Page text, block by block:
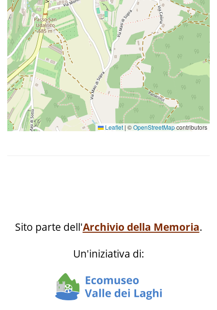
Leaflet | ©OpenStreetMapcontributors
Sito parte dell'Archivio della Memoria.
Un'iniziativa di: